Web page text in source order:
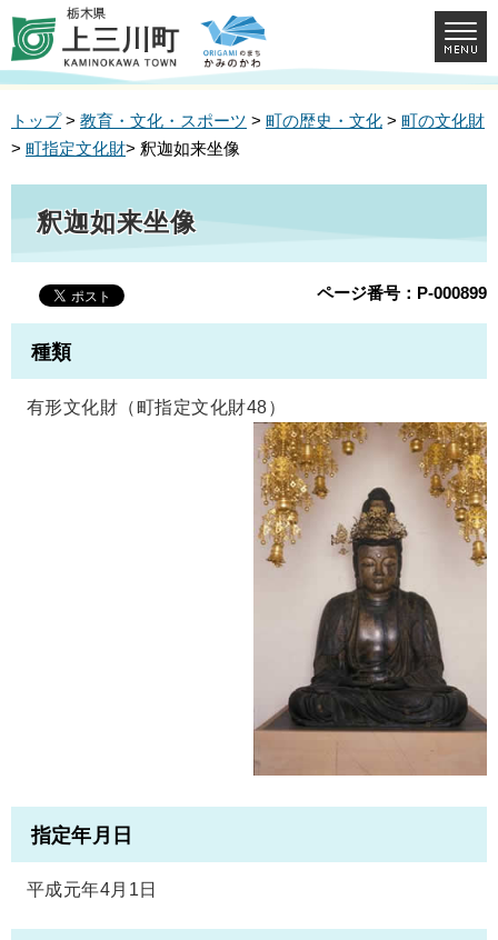
トップ> 教育・文化・スポーツ > 町の歴史・文化 > 町の文化財
> 町指定文化財> 釈迦如来坐像
釈迦如来坐像
ページ番号：P-000899
種類
有形文化財（町指定文化財48）
指定年月日
平成元年4月1日